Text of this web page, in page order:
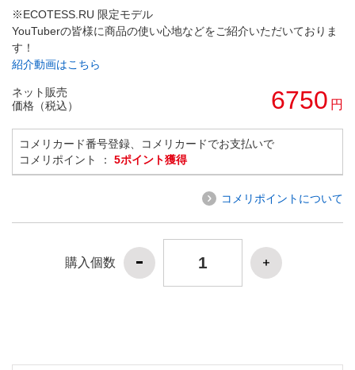
※ECOTESS.RU 限定モデル
YouTuberの皆様に商品の使い心地などをご紹介いただいておりま
す！
紹介動画はこちら
ネット販売
価格（税込）
6750 円
コメリカード番号登録、コメリカードでお支払いで
コメリポイント ： 5ポイント獲得
コメリポイントについて
購入個数